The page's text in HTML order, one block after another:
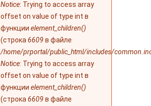
Notice: Trying to access array
offset on value of type int в
функции element_children()
(строка 6609 в файле
/home/prportal/public_html/includes/
Notice: Trying to access array
offset on value of type int в
функции element_children()
(строка 6609 в файле